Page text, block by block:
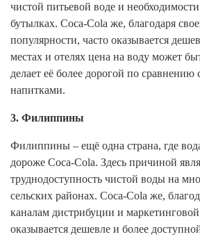
чистой питьевой воде и
бутылках. Coca-Cola же, благодаря
популярности, часто оказывается
местах и отелях цена на воду может
делает её более дорогой по
напитками.
3. Филиппины
Филиппины – ещё одна страна, где
дороже Coca-Cola. Здесь причиной
труднодоступность чистой воды на
сельских районах. Coca-Cola же,
каналам дистрибуции и
оказывается дешевле и более